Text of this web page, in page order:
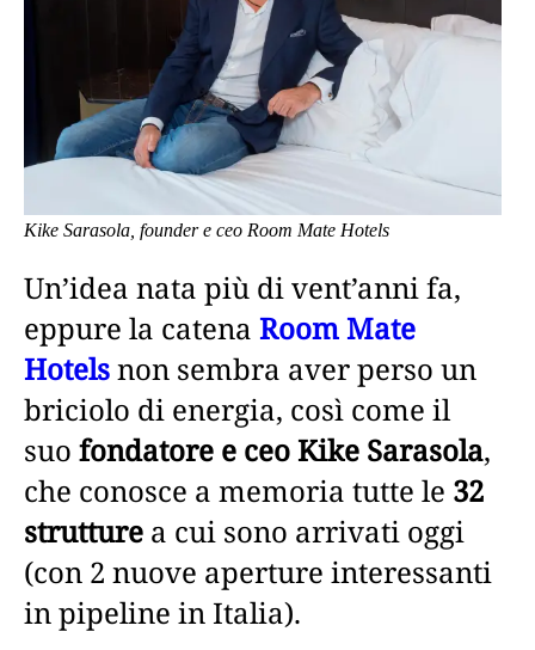
Kike Sarasola, founder e ceo Room Mate Hotels
Un’idea nata più di vent’anni fa,
eppure la catena Room Mate
Hotelsnon sembra aver perso un
briciolo di energia, così come il
suo fondatore e ceoKike Sarasola,
che conosce a memoria tutte le 32
strutture a cui sono arrivati oggi
(con 2 nuove aperture interessanti
in pipeline in Italia).